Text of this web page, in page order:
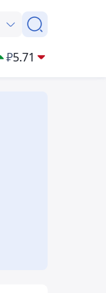
₽5.71